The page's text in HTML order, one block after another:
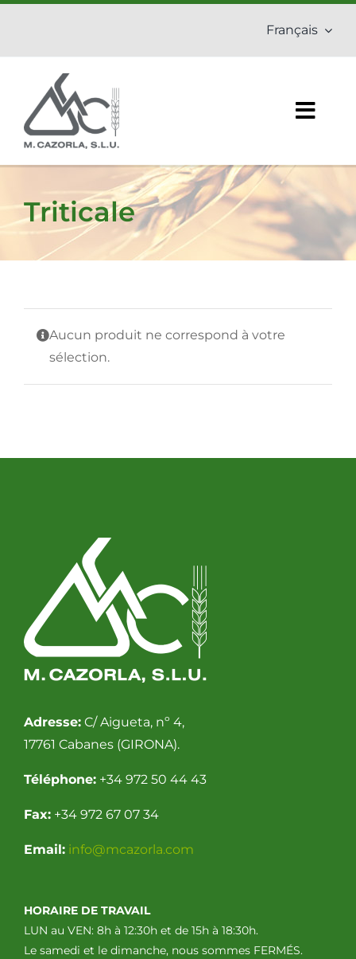
content
Français
Accueil
Entreprise
Engrais
Triticale
Aucun produit ne correspond à votre
sélection.
Adresse:C/ Aigueta, nº 4,
17761 Cabanes (GIRONA).
Téléphone:+34 972 50 44 43
Fax:+34 972 67 07 34
Email: info@mcazorla.com
HORAIRE DE TRAVAIL
LUN au VEN: 8h à 12:30h et de 15h à 18:30h.
Le samedi et le dimanche, nous sommes FERMÉS.